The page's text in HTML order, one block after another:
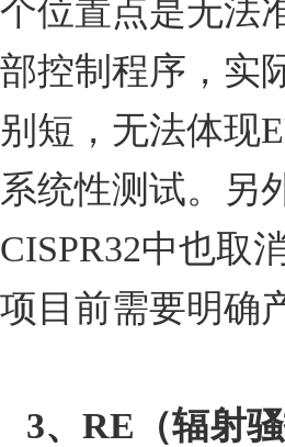
个位置点是无法
部控制程序，实
别短，无法体现
系统性测试。另
CISPR32中也取
项目前需要明确
3、 RE （辐射